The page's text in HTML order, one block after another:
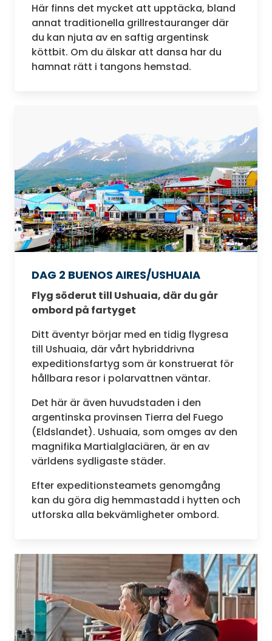
Här finns det mycket att upptäcka, bland
annat traditionella grillrestauranger där
du kan njuta av en saftig argentinsk
köttbit. Om du älskar att dansa har du
hamnat rätt i tangons hemstad.
DAG 2 BUENOS AIRES/USHUAIA
Flyg söderut till Ushuaia, där du går
ombord på fartyget
Ditt äventyr börjar med en tidig flygresa
till Ushuaia, där vårt hybriddrivna
expeditionsfartyg som är konstruerat för
hållbara resor i polarvattnen väntar.
Det här är även huvudstaden i den
argentinska provinsen Tierra del Fuego
(Eldslandet). Ushuaia, som omges av den
magnifika Martialglaciären, är en av
världens sydligaste städer.
Efter expeditionsteamets genomgång
kan du göra dig hemmastadd i hytten och
utforska alla bekvämligheter ombord.